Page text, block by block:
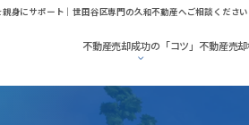
身にサポート｜世田谷区専門の久和不動産へご相談ください
不動産売却成功の「コツ」 不動産売